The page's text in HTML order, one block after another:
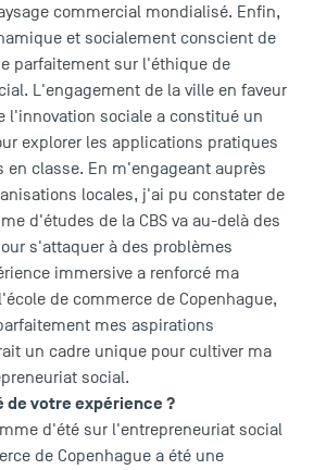
commercial mondialisé. Enfin,
et socialement conscient de
parfaitement sur l'éthique de
L'engagement de la ville en faveur
l'innovation sociale a constitué un
explorer les applications pratiques
en classe. En m'engageant auprès
locales, j'ai pu constater de
d'études de la CBS va au-delà des
s'attaquer à des problèmes
immersive a renforcé ma
de commerce de Copenhague,
mes aspirations
un cadre unique pour cultiver ma
social.
de votre expérience ?
d'été sur l'entrepreneuriat social
de Copenhague a été une